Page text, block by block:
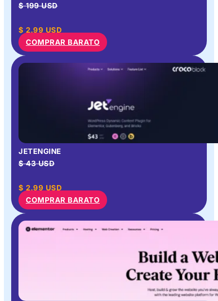
$ 199 USD
$ 2.99 USD
COMPRAR BARATO
JETENGINE
$ 43 USD
$ 2.99 USD
COMPRAR BARATO